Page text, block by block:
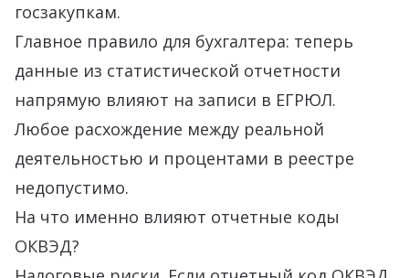
госзакупкам.
Главное правило для бухгалтера: теперь
данные из статистической отчетности
напрямую влияют на записи в ЕГРЮЛ.
Любое расхождение между реальной
деятельностью и процентами в реестре
недопустимо.
На что именно влияют отчетные коды
ОКВЭД?